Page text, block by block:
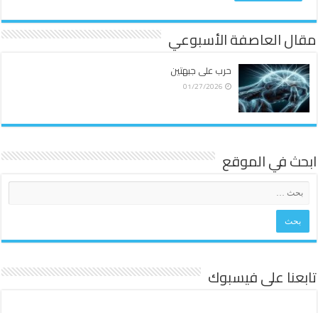
مقال العاصفة الأسبوعي
حرب على جبهتين
01/27/2026
ابحث في الموقع
تابعنا على فيسبوك